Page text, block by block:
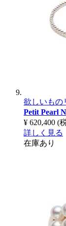
欲しいもの
Petit Pearl
¥ 620,400 (
詳しく見る
在庫あり